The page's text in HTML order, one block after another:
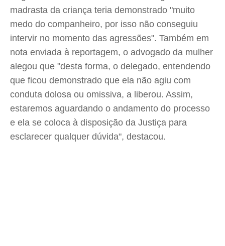
madrasta da criança teria demonstrado "muito
medo do companheiro, por isso não conseguiu
intervir no momento das agressões". Também em
nota enviada à reportagem, o advogado da mulher
alegou que "desta forma, o delegado, entendendo
que ficou demonstrado que ela não agiu com
conduta dolosa ou omissiva, a liberou. Assim,
estaremos aguardando o andamento do processo
e ela se coloca à disposição da Justiça para
esclarecer qualquer dúvida", destacou.